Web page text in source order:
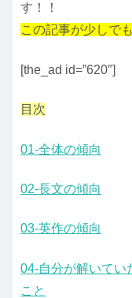
す！！
この記事が少しで
[the_ad id=”620″]
目次
01-全体の傾向
02-長文の傾向
03-英作の傾向
04-自分が解いてい
こと